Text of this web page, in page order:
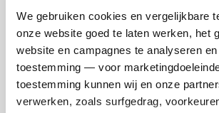
We gebruiken cookies en vergelijkbare
onze website goed te laten werken, het
website en campagnes te analyseren
toestemming — voor
toestemming kunnen wij en onze
verwerken, zoals surfgedrag,